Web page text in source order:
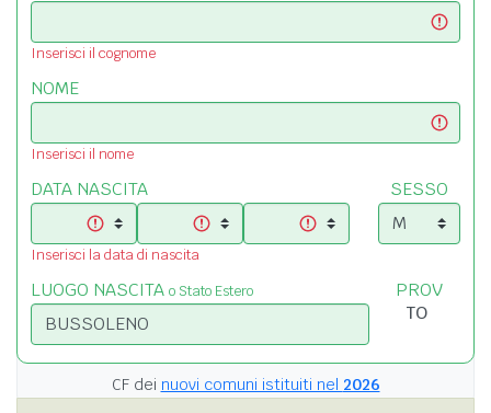
Inserisci il cognome
NOME
Inserisci il nome
DATA NASCITA
Inserisci la data di nascita
SESSO
LUOGO NASCITA o Stato Estero PROV
CF dei nuovi comuni istituiti nel 2026